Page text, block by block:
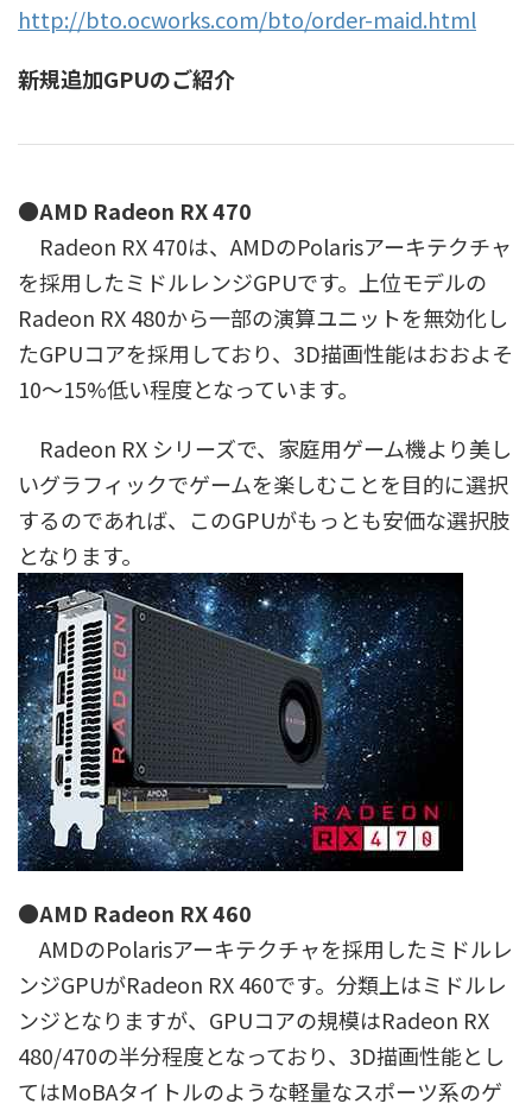
http://bto.ocworks.com/bto/order-maid.html
新規追加GPUのご紹介
●AMD Radeon RX 470
Radeon RX 470は、AMDのPolarisアーキテクチャ
を採用したミドルレンジGPUです。上位モデルの
Radeon RX 480から一部の演算ユニットを無効化し
たGPUコアを採用しており、3D描画性能はおおよそ
10～15%低い程度となっています。
Radeon RX シリーズで、家庭用ゲーム機より美し
いグラフィックでゲームを楽しむことを目的に選択
するのであれば、このGPUがもっとも安価な選択肢
となります。
●AMD Radeon RX 460
AMDのPolarisアーキテクチャを採用したミドルレ
ンジGPUがRadeon RX 460です。分類上はミドルレ
ンジとなりますが、GPUコアの規模はRadeon RX
480/470の半分程度となっており、3D描画性能とし
てはMoBAタイトルのような軽量なスポーツ系のゲ